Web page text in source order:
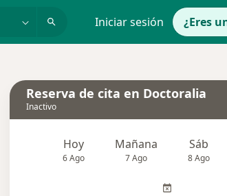
Iniciar sesión ¿Eres
Reserva de cita en Doctoralia
Inactivo
Hoy
6 Ago
Mañana
7 Ago
Sáb
8 Ago